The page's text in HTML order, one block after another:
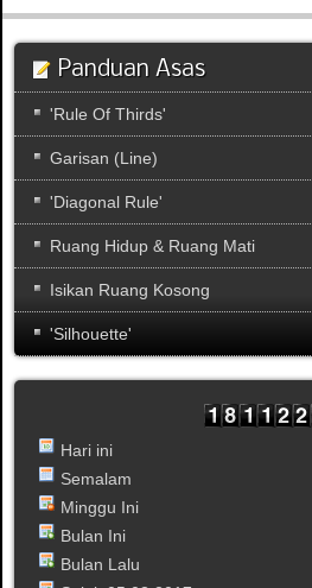
Panduan Asas
'Rule Of Thirds'
Garisan (Line)
'Diagonal Rule'
Ruang Hidup & Ruang Mati
Isikan Ruang Kosong
'Silhouette'
Hari ini
Semalam
Minggu Ini
Bulan Ini
Bulan Lalu